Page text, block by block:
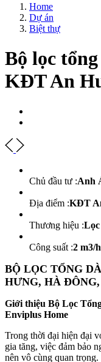
Home
Dự án
Biệt thự
Bộ lọc
KĐT An
Chủ đầu tư :Anh
Địa điểm :KĐT
Thương hiệu :
Công suất :2 m3/h
BỘ LỌC TỔNG
HƯNG, HÀ
Giới thiệu Bộ Lọc
Enviplus Home
Trong thời đại hiện đại
gia tăng, việc đảm bảo
nên vô cùng quan